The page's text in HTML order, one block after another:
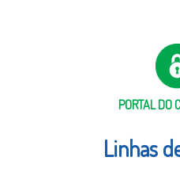
PORTAL DO
Linhas